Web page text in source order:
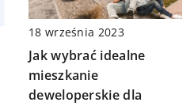
18 września 2023
Jak wybrać idealne
mieszkanie
deweloperskie dla